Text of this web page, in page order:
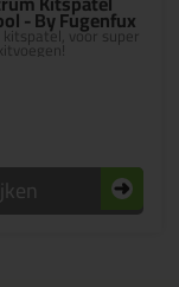
- By Fugenfux
kitspatel, voor super